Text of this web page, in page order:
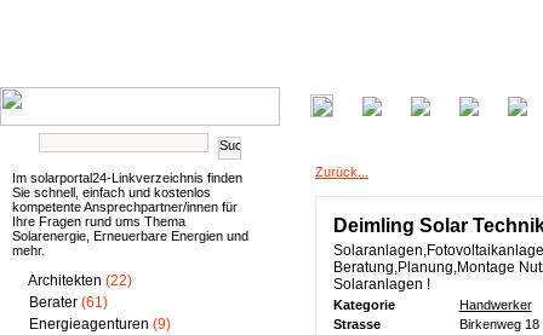
Im solarportal24-Linkverzeichnis finden
Sie schnell, einfach und kostenlos
kompetente Ansprechpartner/innen für
Ihre Fragen rund ums Thema
Solarenergie, Erneuerbare Energien und
mehr.
Architekten (22)
Berater (61)
Energieagenturen (9)
Zurück...
Deimling Solar
Beratung,Planung,Montage
Solaranlagen !
Kategorie
Handwerker
Strasse
Birkenweg 18